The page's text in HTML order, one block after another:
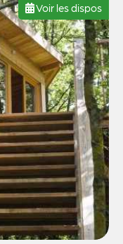
Voir les dispos